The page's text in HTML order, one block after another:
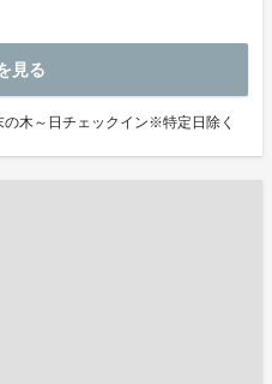
見る
木～日チェックイン※特定日除く